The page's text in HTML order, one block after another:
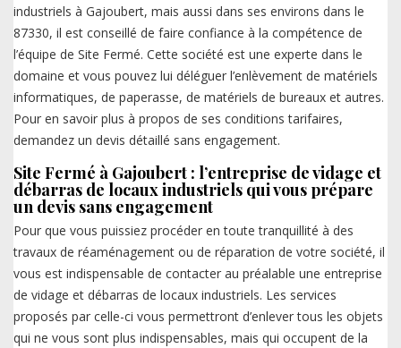
industriels à Gajoubert, mais aussi dans ses environs dans le
87330, il est conseillé de faire confiance à la compétence de
l’équipe de Site Fermé. Cette société est une experte dans le
domaine et vous pouvez lui déléguer l’enlèvement de matériels
informatiques, de paperasse, de matériels de bureaux et autres.
Pour en savoir plus à propos de ses conditions tarifaires,
demandez un devis détaillé sans engagement.
Site Fermé à Gajoubert : l’entreprise de vidage et
débarras de locaux industriels qui vous prépare
un devis sans engagement
Pour que vous puissiez procéder en toute tranquillité à des
travaux de réaménagement ou de réparation de votre société, il
vous est indispensable de contacter au préalable une entreprise
de vidage et débarras de locaux industriels. Les services
proposés par celle-ci vous permettront d’enlever tous les objets
qui ne vous sont plus indispensables, mais qui occupent de la